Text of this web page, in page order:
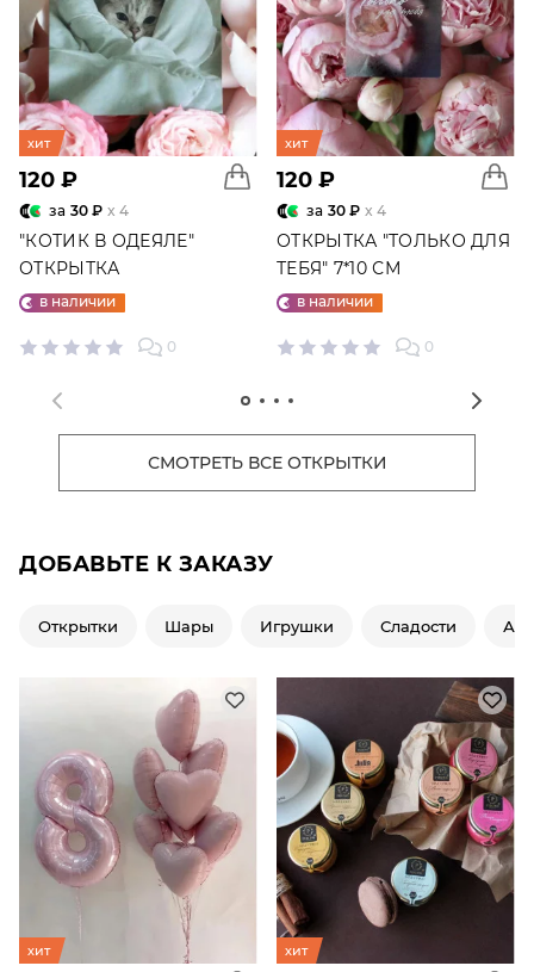
хит
120 ₽
за 30 ₽ x 4
"КОТИК В ОДЕЯЛЕ"
ОТКРЫТКА
в наличии
0
хит
120 ₽
за 30 ₽ x 4
ОТКРЫТКА "ТОЛЬКО ДЛЯ
ТЕБЯ" 7*10 СМ
в наличии
0
СМОТРЕТЬ ВСЕ ОТКРЫТКИ
ДОБАВЬТЕ К ЗАКАЗУ
Открытки Шары Игрушки Сладости
хит хит